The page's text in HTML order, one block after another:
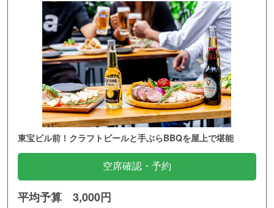
東宝ビル前！クラフトビールと手ぶらBBQを屋上で堪能
空席確認・予約
平均予算 3,000円